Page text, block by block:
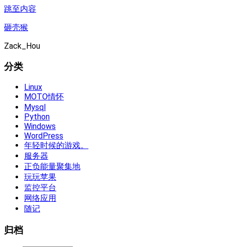
跳至内容
砸壳猴
Zack_Hou
分类
Linux
MOTO情怀
Mysql
Python
Windows
WordPress
年轻时候的游戏。
服务器
正负能量聚集地
玩玩苹果
监控平台
网络应用
随记
归档